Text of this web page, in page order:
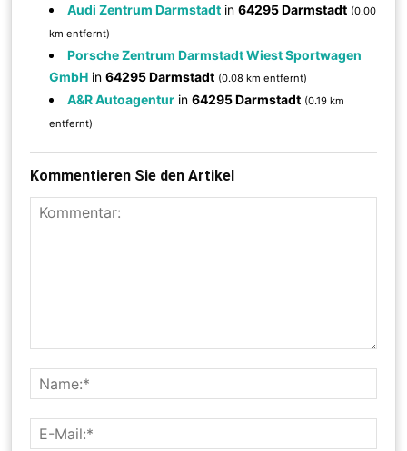
Audi Zentrum Darmstadt in64295 Darmstadt (0.00
km entfernt)
Porsche Zentrum Darmstadt Wiest Sportwagen
GmbH in64295 Darmstadt (0.08 km entfernt)
A&R Autoagentur in64295 Darmstadt (0.19 km
entfernt)
Kommentieren Sie den Artikel